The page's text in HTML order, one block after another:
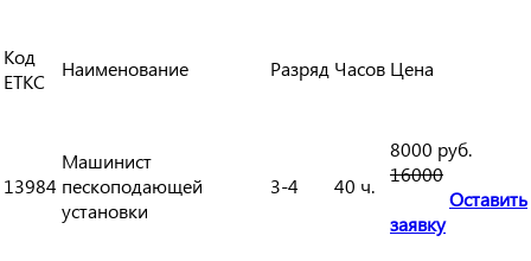
Код
ЕТКС
Наименование Разряд Часов Цена
13984
Машинист
пескоподающей
установки
3-4 40 ч.
8000 руб.
16000
Оставить
заявку